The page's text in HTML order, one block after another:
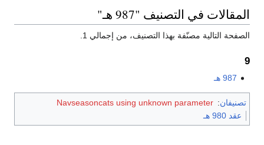
المقالات في التصنيف "987 هـ"
الصفحة التالية مصنّفة بهذا التصنيف، من إجمالي 1.
9
987 هـ
تصنيفان:
Navseasoncats using unknown parameter
عقد 980 هـ